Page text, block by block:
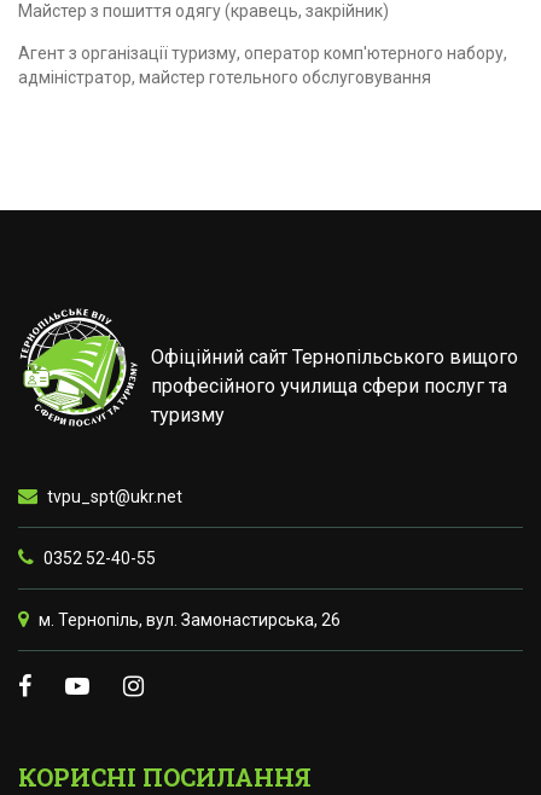
Майстер з пошиття одягу (кравець, закрійник)
Агент з організації туризму, оператор комп'ютерного набору,
адміністратор, майстер готельного обслуговування
Офіційний сайт Тернопільського вищого
професійного училища сфери послуг та
туризму
tvpu_spt@ukr.net
0352 52-40-55
м. Тернопіль, вул. Замонастирська, 26
КОРИСНІ ПОСИЛАННЯ